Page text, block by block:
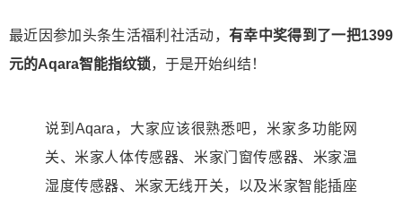
最近因参加头条生活福利社活动， 有幸中奖得到了一把1399
元的Aqara智能指纹锁，于是开始纠结！
说到Aqara，大家应该很熟悉吧，米家多功能网
关、米家人体传感器、米家门窗传感器、米家温
湿度传感器、米家无线开关，以及米家智能插座